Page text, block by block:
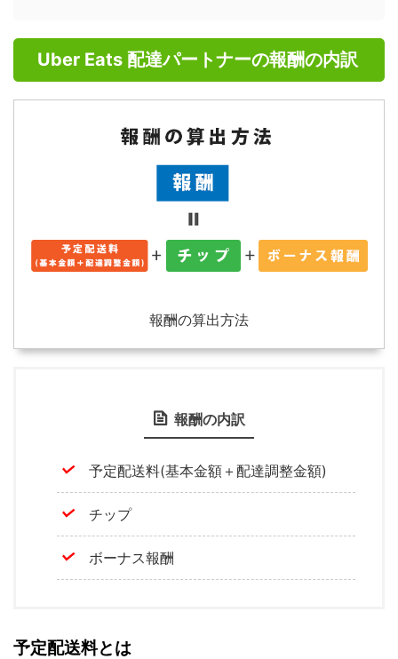
Uber Eats 配達パートナーの報酬の内訳
報酬の算出方法
報酬の内訳
予定配送料(基本金額＋配達調整金額)
チップ
ボーナス報酬
予定配送料とは